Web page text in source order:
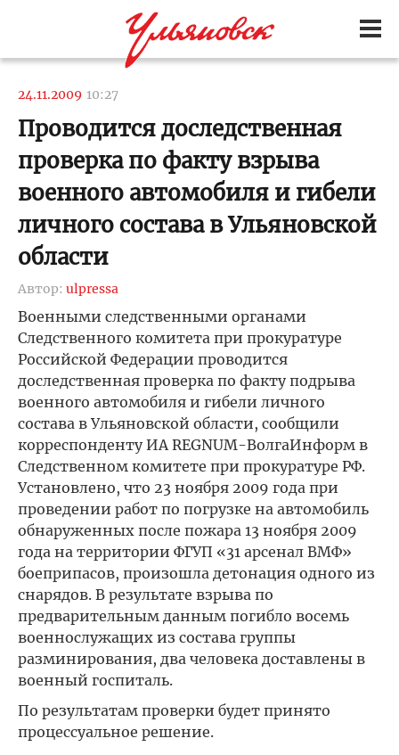
24.11.2009 10:27
Проводится доследственная
проверка по факту взрыва
военного автомобиля и гибели
личного состава в Ульяновской
области
Автор: ulpressa
Военными следственными органами
Следственного комитета при прокуратуре
Российской Федерации проводится
доследственная проверка по факту подрыва
военного автомобиля и гибели личного
состава в Ульяновской области, сообщили
корреспонденту ИА REGNUM-ВолгаИнформ в
Следственном комитете при прокуратуре РФ.
Установлено, что 23 ноября 2009 года при
проведении работ по погрузке на автомобиль
обнаруженных после пожара 13 ноября 2009
года на территории ФГУП «31 арсенал ВМФ»
боеприпасов, произошла детонация одного из
снарядов. В результате взрыва по
предварительным данным погибло восемь
военнослужащих из состава группы
разминирования, два человека доставлены в
военный госпиталь.
По результатам проверки будет принято
процессуальное решение.